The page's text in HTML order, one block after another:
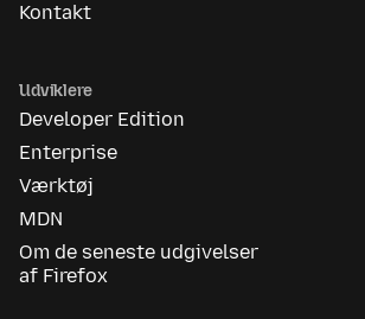
Kontakt
Udviklere
Developer Edition
Enterprise
Værktøj
MDN
Om de seneste udgivelser
af Firefox